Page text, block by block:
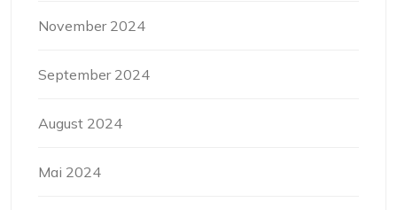
November 2024
September 2024
August 2024
Mai 2024